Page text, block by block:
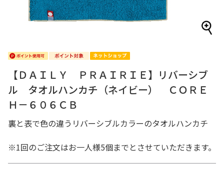
【ＤＡＩＬＹ ＰＲＡＩＲＩＥ】リバーシブ
ル タオルハンカチ（ネイビー） ＣＯＲＥ
Ｈ－６０６ＣＢ
裏と表で色の違うリバーシブルカラーのタオルハンカチ
※1回のご注文はお一人様5個までとさせていただきます。